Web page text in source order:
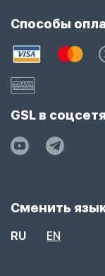
Способы
GSL в
Сменить
RU EN